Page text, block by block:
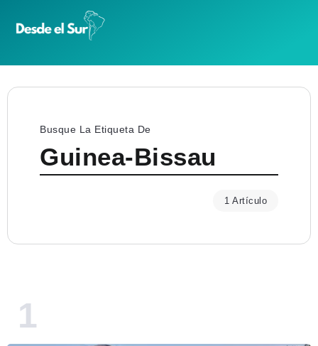
Busque La Etiqueta De
Guinea-Bissau
1 Artículo